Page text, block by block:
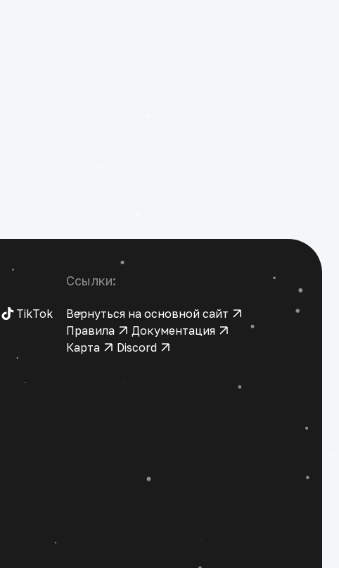
TikTok
Ссылки:
Вернуться на основной сайт
Правила
Документация
Карта
Discord